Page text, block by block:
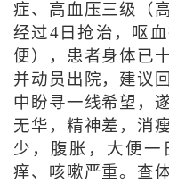
症、高血压三级（
经过4日抢治，呕
便），患者身体已
并动员出院，建议
中盼寻一线希望，
无华，精神差，消
少，腹胀，大便一
痒、咳嗽严重。查